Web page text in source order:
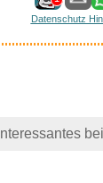
Datenschutz
Interessantes